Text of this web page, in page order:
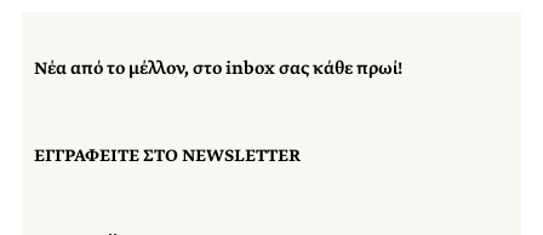
Νέα από το μέλλον, στο inbox σας κάθε πρωί!
ΕΓΓΡΑΦΕΙΤΕ ΣΤΟ NEWSLETTER